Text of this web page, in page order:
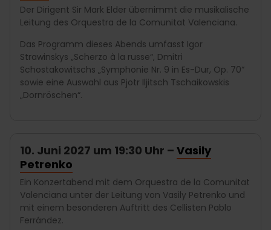
Der Dirigent Sir Mark Elder übernimmt die musikalische
Leitung des Orquestra de la Comunitat Valenciana.
Das Programm dieses Abends umfasst Igor
Strawinskys „Scherzo à la russe“, Dmitri
Schostakowitschs „Symphonie Nr. 9 in Es-Dur, Op. 70“
sowie eine Auswahl aus Pjotr Iljitsch Tschaikowskis
„Dornröschen“.
10. Juni 2027 um 19:30 Uhr – Vasily
Petrenko
Ein Konzertabend mit dem Orquestra de la Comunitat
Valenciana unter der Leitung von Vasily Petrenko und
mit einem besonderen Auftritt des Cellisten Pablo
Ferrández.